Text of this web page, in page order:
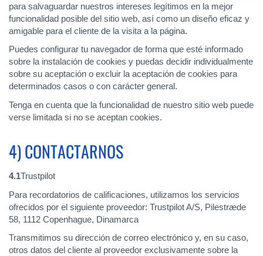
para salvaguardar nuestros intereses legítimos en la mejor
funcionalidad posible del sitio web, así como un diseño eficaz y
amigable para el cliente de la visita a la página.
Puedes configurar tu navegador de forma que esté informado
sobre la instalación de cookies y puedas decidir individualmente
sobre su aceptación o excluir la aceptación de cookies para
determinados casos o con carácter general.
Tenga en cuenta que la funcionalidad de nuestro sitio web puede
verse limitada si no se aceptan cookies.
4) CONTACTARNOS
4.1Trustpilot
Para recordatorios de calificaciones, utilizamos los servicios
ofrecidos por el siguiente proveedor: Trustpilot A/S, Pilestræde
58, 1112 Copenhague, Dinamarca
Transmitimos su dirección de correo electrónico y, en su caso,
otros datos del cliente al proveedor exclusivamente sobre la